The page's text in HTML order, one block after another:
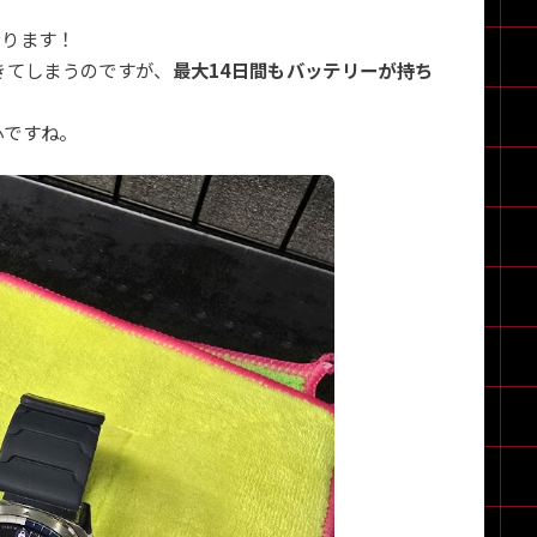
ます！
しまうのですが、 最大14日間もバッテリーが持ち
すね。